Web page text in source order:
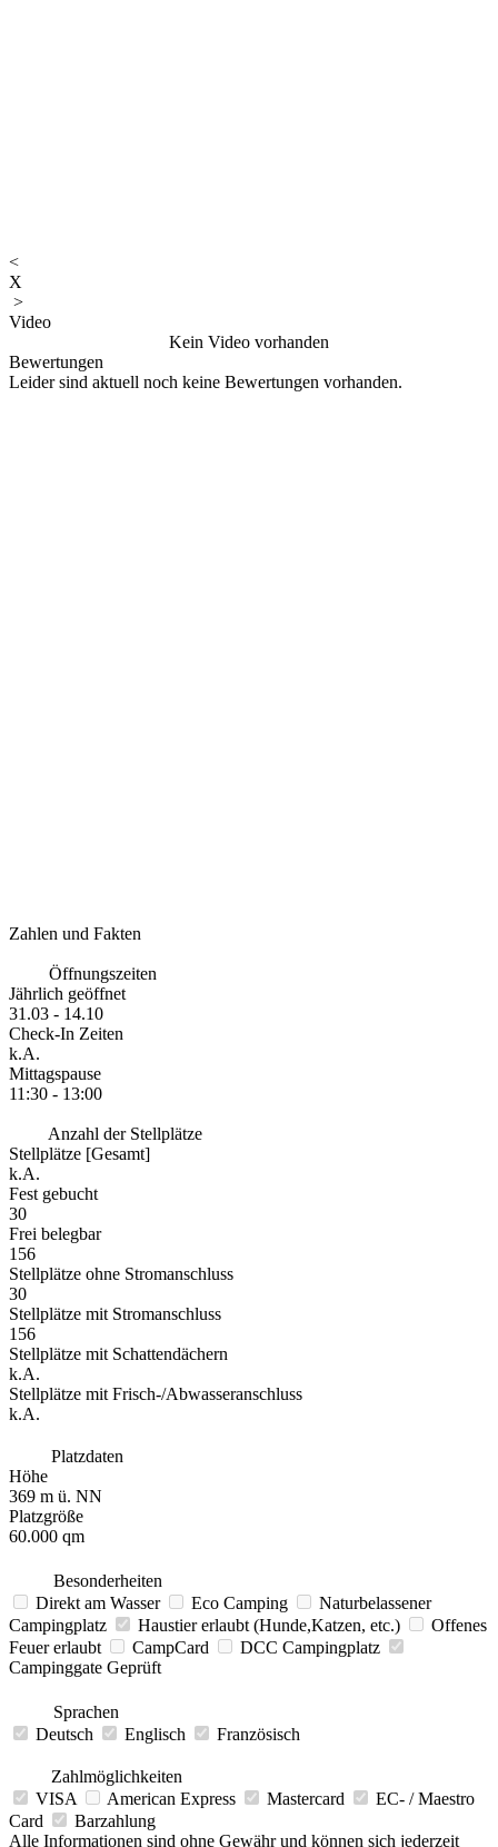
<
X
>
Video
Kein Video vorhanden
Bewertungen
Leider sind aktuell noch keine Bewertungen vorhanden.
Zahlen und Fakten
Öffnungszeiten
Jährlich geöffnet
31.03 - 14.10
Check-In Zeiten
k.A.
Mittagspause
11:30 - 13:00
Anzahl der Stellplätze
Stellplätze [Gesamt]
k.A.
Fest gebucht
30
Frei belegbar
156
Stellplätze ohne Stromanschluss
30
Stellplätze mit Stromanschluss
156
Stellplätze mit Schattendächern
k.A.
Stellplätze mit Frisch-/Abwasseranschluss
k.A.
Platzdaten
Höhe
369 m ü. NN
Platzgröße
60.000 qm
Besonderheiten
Direkt am Wasser
Eco Camping
Naturbelassener
Campingplatz
Haustier erlaubt (Hunde,Katzen, etc.)
Offenes
Feuer erlaubt
CampCard
DCC Campingplatz
Campinggate Geprüft
Sprachen
Deutsch
Englisch Französisch
Zahlmöglichkeiten
VISA
American Express Mastercard
EC- / Maestro
Card
Barzahlung
Alle Informationen sind ohne Gewähr und können sich jederzeit